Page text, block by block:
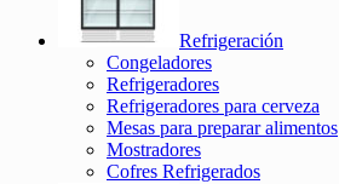
Refrigeración
Congeladores
Refrigeradores
Refrigeradores para cerveza
Mesas para preparar alimentos
Mostradores
Cofres Refrigerados